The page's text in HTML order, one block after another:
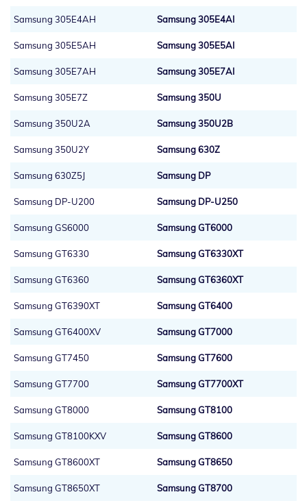
Samsung 305E4AH Samsung 305E4AI
Samsung 305E5AH Samsung 305E5AI
Samsung 305E7AH Samsung 305E7AI
Samsung 305E7Z Samsung 350U
Samsung 350U2A Samsung 350U2B
Samsung 350U2Y Samsung 630Z
Samsung 630Z5J Samsung DP
Samsung DP-U200 Samsung DP-U250
Samsung GS6000 Samsung GT6000
Samsung GT6330 Samsung GT6330XT
Samsung GT6360 Samsung GT6360XT
Samsung GT6390XT Samsung GT6400
Samsung GT6400XV Samsung GT7000
Samsung GT7450 Samsung GT7600
Samsung GT7700 Samsung GT7700XT
Samsung GT8000 Samsung GT8100
Samsung GT8100KXV Samsung GT8600
Samsung GT8600XT Samsung GT8650
Samsung GT8650XT Samsung GT8700